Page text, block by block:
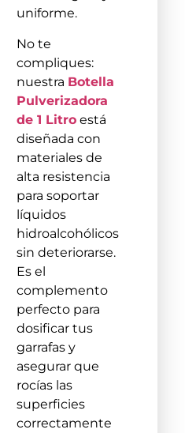
uniforme.
No te
compliques:
nuestra Botella
Pulverizadora
de 1 Litro está
diseñada con
materiales de
alta resistencia
para soportar
líquidos
hidroalcohólicos
sin deteriorarse.
Es el
complemento
perfecto para
dosificar tus
garrafas y
asegurar que
rocías las
superficies
correctamente